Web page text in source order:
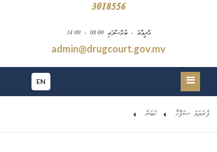
3018556
އާދީއްތަ - ބުރާސްފަތި 08:00 - 14:00
admin@drugcourt.gov.mv
EN
ފުރަތަމަ ސަފްހާ ޚަބަރު